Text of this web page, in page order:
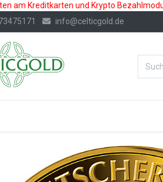
am Kreditkarten und Krypto
info@celticgold.de